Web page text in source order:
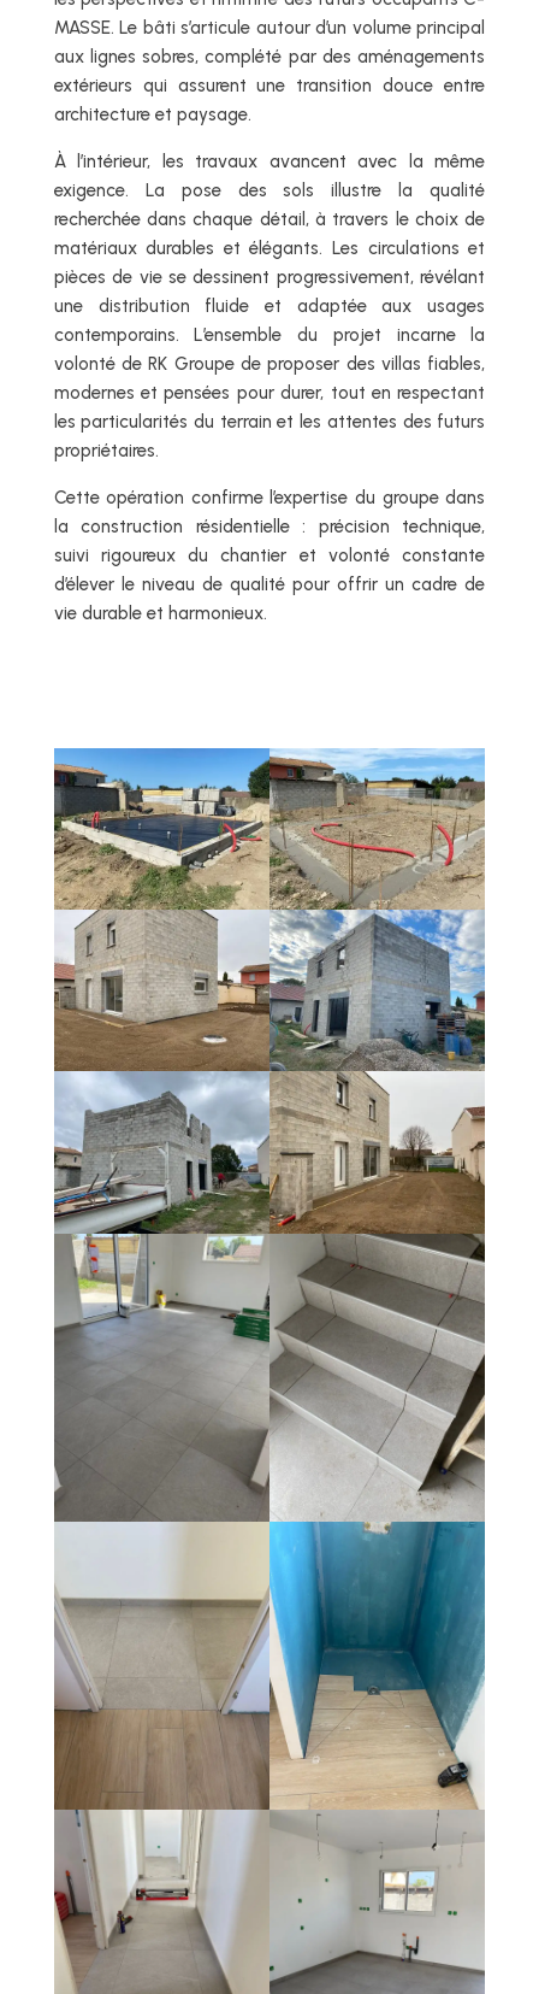
MASSE. Le bâti s’articule autour d’un volume principal
aux lignes sobres, complété par des aménagements
extérieurs qui assurent une transition douce entre
architecture et paysage.
À l’intérieur, les travaux avancent avec la même
exigence. La pose des sols illustre la qualité
recherchée dans chaque détail, à travers le choix de
matériaux durables et élégants. Les circulations et
pièces de vie se dessinent progressivement, révélant
une distribution fluide et adaptée aux usages
contemporains. L’ensemble du projet incarne la
volonté de RK Groupe de proposer des villas fiables,
modernes et pensées pour durer, tout en respectant
les particularités du terrain et les attentes des futurs
propriétaires.
Cette opération confirme l’expertise du groupe dans
la construction résidentielle : précision technique,
suivi rigoureux du chantier et volonté constante
d’élever le niveau de qualité pour offrir un cadre de
vie durable et harmonieux.